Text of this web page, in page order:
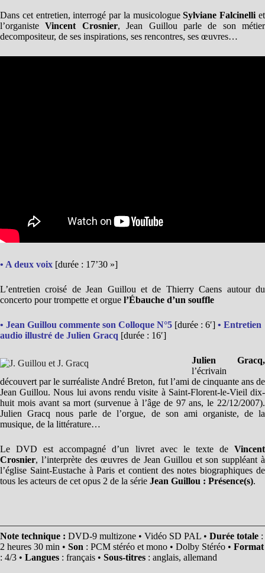
Dans cet entretien, interrogé par la musicologueSylviane Falcinelli et
l’organisteVincent Crosnier, Jean Guillou parle de son métier
decompositeur, de ses inspirations, ses rencontres, ses œuvres…
• A deux voix [durée : 17’30 »]
L’entretien croisé de Jean Guillou etde Thierry Caens autour du
concerto pour trompette et orgue l’Ébauche d’un souffle
• Jean Guillou commente son Colloque N°5 [durée : 6′] • Entretien
audio illustré de Julien Gracq [durée : 16′]
Julien Gracq,
l’écrivain
découvert par le surréaliste André Breton, fut l’ami de cinquante ans de
Jean Guillou. Nous lui avons rendu visite à Saint-Florent-le-Vieil dix-
huit mois avant sa mort (survenue à l’âge de 97 ans, le 22/12/2007).
Julien Gracq nous parle de l’orgue, de son ami organiste, de la
musique, de la littérature…
Le DVD est accompagné d’un livret avec le texte de Vincent
Crosnier, l’interprète des œuvres de Jean Guillou et son suppléant à
l’église Saint-Eustache à Paris et contient des notes biographiques de
tous les acteurs de cet opus 2 de la série Jean Guillou : Présence(s).
Note technique : DVD-9 multizone • Vidéo SD PAL • Durée totale :
2 heures 30 min • Son : PCM stéréo et mono • Dolby Stéréo • Format
: 4/3 • Langues : français • Sous-titres : anglais, allemand